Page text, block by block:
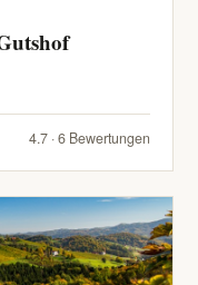
4.7 · 6 Bewertungen